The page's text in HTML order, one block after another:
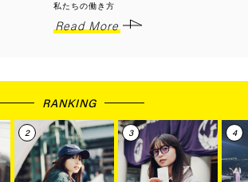
私たちの働き方
Read More
RANKING